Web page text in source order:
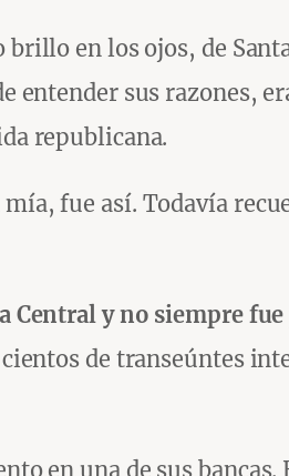
en los ojos, de
entender sus razones,
republicana.
fue así. Todavía
Central y no siempre
de transeúntes
en una de sus